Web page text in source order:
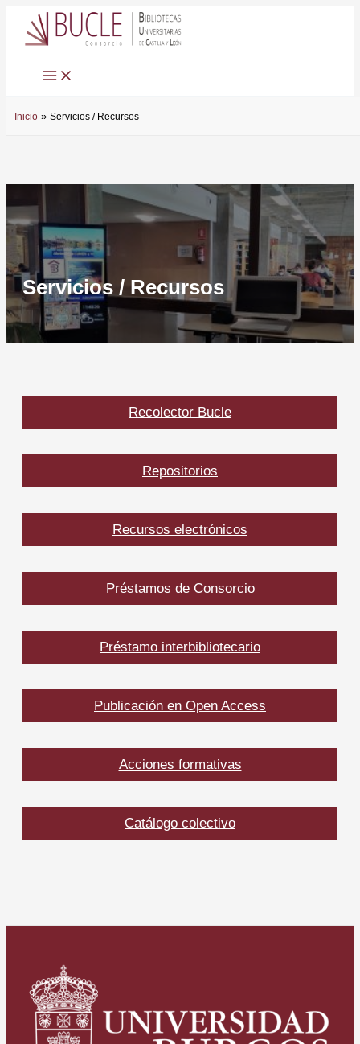
Inicio Servicios / Recursos
Servicios / Recursos
Recolector Bucle
Repositorios
Recursos electrónicos
Préstamos de Consorcio
Préstamo interbibliotecario
Publicación en Open Access
Acciones formativas
Catálogo colectivo